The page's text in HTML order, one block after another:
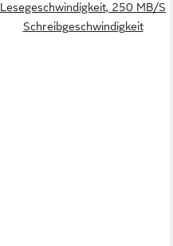
Lesegeschwindigkeit, 250 MB/S
Schreibgeschwindigkeit